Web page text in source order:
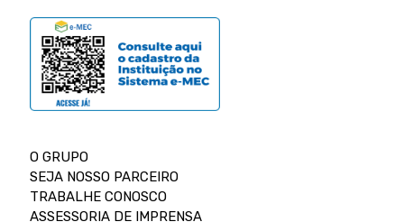
O GRUPO
SEJA NOSSO PARCEIRO
TRABALHE CONOSCO
ASSESSORIA DE IMPRENSA